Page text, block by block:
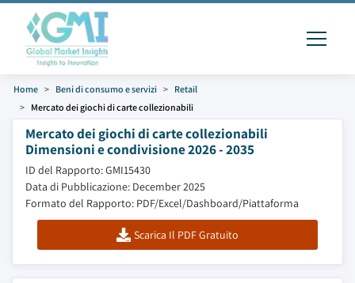
Home Beni di consumo e servizi
Retail
Mercato dei giochi di carte collezionabili
Mercato dei giochi di carte collezionabili
Dimensioni e condivisione 2026 - 2035
ID del Rapporto: GMI15430
Data di Pubblicazione: December 2025
Formato del Rapporto: PDF/Excel/Dashboard/Piattaforma
Scarica Il PDF Gratuito